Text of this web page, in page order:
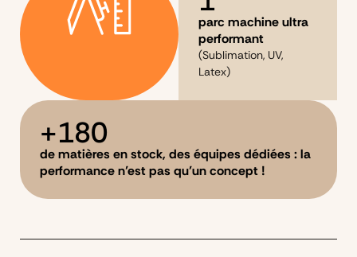
parc machine ultra
performant
(Sublimation, UV,
Latex)
de matières en stock, des équipes dédiées : la
performance n’est pas qu’un concept !
+180